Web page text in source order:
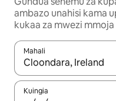
ambazo unahisi kama
kukaa za mwezi mmoja
Mahali
Wakati matokeo
Kuingia